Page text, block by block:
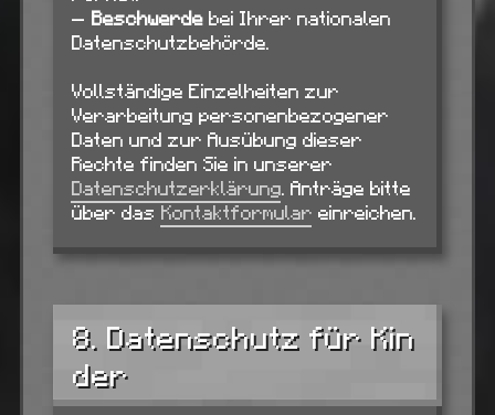
— Beschwerdebei Ihrer nationalen
Datenschutzbehörde.
Vollständige Einzelheiten zur
Verarbeitung personenbezogener
Daten und zur Ausübung dieser
Rechte finden Sie in unserer
Datenschutzerklärung. Anträge bitte
über das Kontaktformular einreichen.
8. Datenschutz für Kin
der